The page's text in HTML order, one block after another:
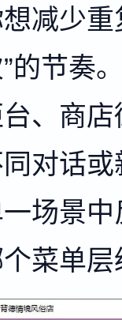
减少
的节奏
、商
对话
场景
菜单层